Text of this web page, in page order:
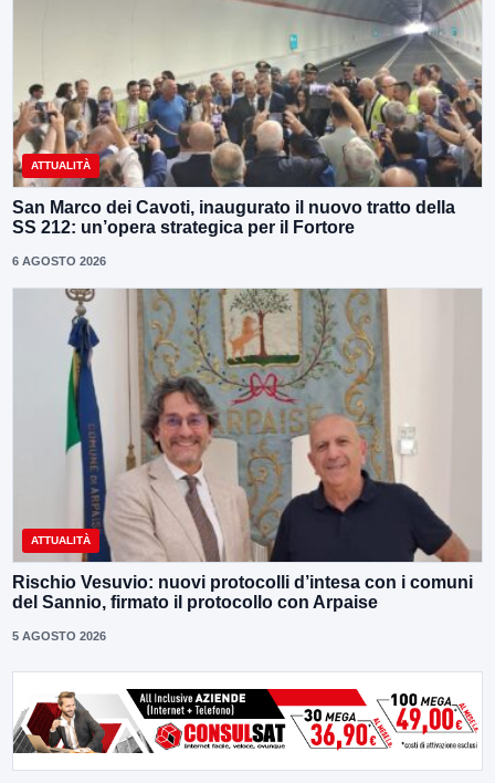
ATTUALITÀ
San Marco dei Cavoti, inaugurato il nuovo tratto della
SS 212: un’opera strategica per il Fortore
6 AGOSTO 2026
ATTUALITÀ
Rischio Vesuvio: nuovi protocolli d’intesa con i comuni
del Sannio, firmato il protocollo con Arpaise
5 AGOSTO 2026